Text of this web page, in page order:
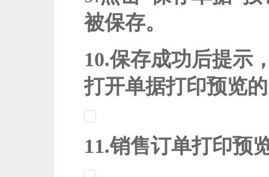
被保存。
10.保存成功后提示
打开单据打印预览
11.销售订单打印预